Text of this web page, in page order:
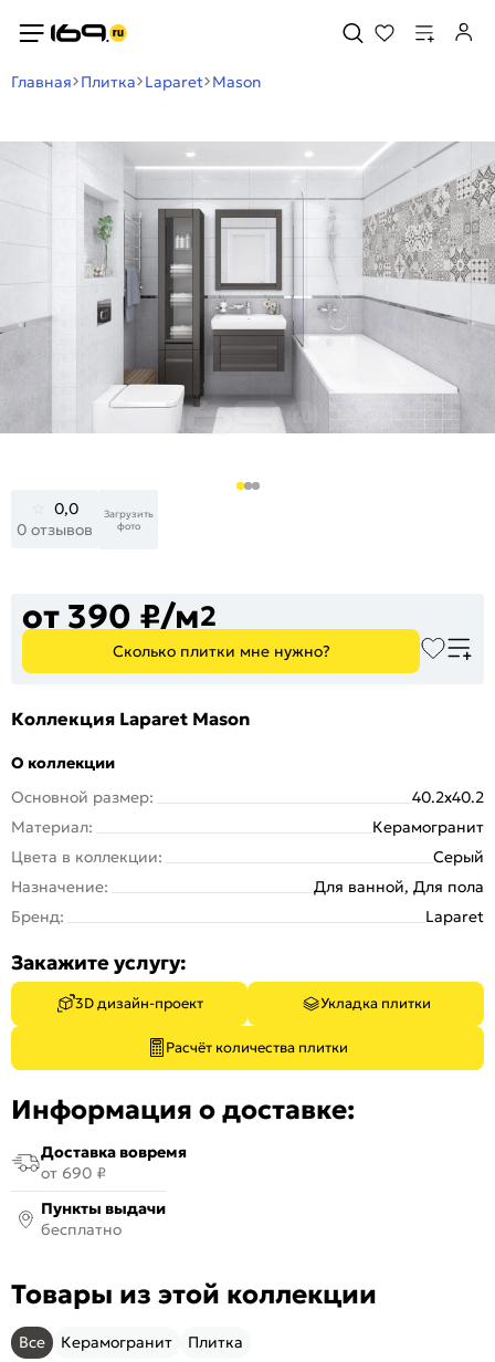
Главная Плитка Laparet Mason
0,0
0 отзывов
Загрузить
фото
от 390 ₽/м2
Сколько плитки мне нужно?
Коллекция Laparet Mason
О коллекции
Основной размер:
40.2x40.2
Материал:
Керамогранит
Цвета в коллекции:
Серый
Назначение:
Для ванной, Для пола
Бренд:
Laparet
Закажите услугу:
3D дизайн-проект Укладка плитки
Расчёт количества плитки
Информация о доставке:
Доставка вовремя
от 690 ₽
Пункты выдачи
бесплатно
Товары из этой коллекции
Все Керамогранит Плитка